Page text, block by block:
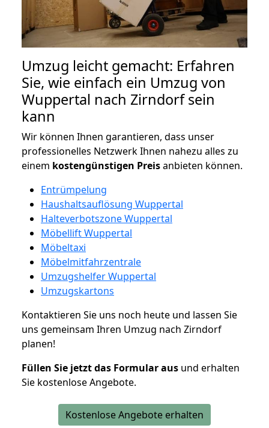
Umzug leicht gemacht: Erfahren
Sie, wie einfach ein Umzug von
Wuppertal nach Zirndorf sein
kann
Wir können Ihnen garantieren, dass unser
professionelles Netzwerk Ihnen nahezu alles zu
einem kostengünstigen Preisanbieten können.
Entrümpelung
Haushaltsauflösung Wuppertal
Halteverbotszone Wuppertal
Möbellift Wuppertal
Möbeltaxi
Möbelmitfahrzentrale
Umzugshelfer Wuppertal
Umzugskartons
Kontaktieren Sie uns noch heute und lassen Sie
uns gemeinsam Ihren Umzug nach Zirndorf
planen!
Füllen Sie jetzt das Formular aus und erhalten
Sie kostenlose Angebote.
Kostenlose Angebote erhalten